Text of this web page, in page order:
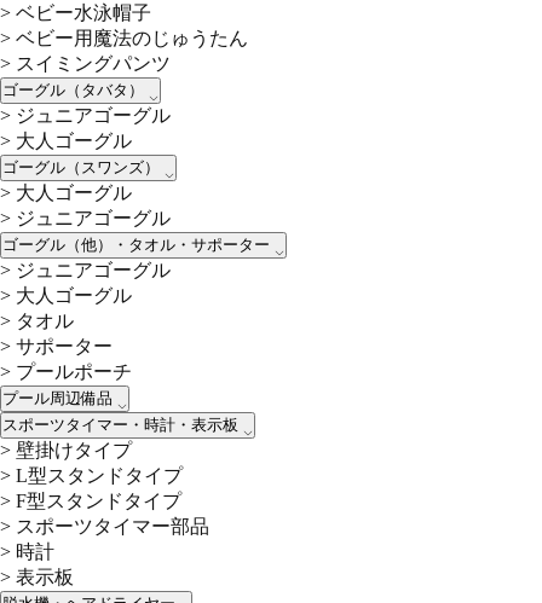
> ベビー水泳帽子
> ベビー用魔法のじゅうたん
> スイミングパンツ
ゴーグル（タバタ）
> ジュニアゴーグル
> 大人ゴーグル
ゴーグル（スワンズ）
> 大人ゴーグル
> ジュニアゴーグル
ゴーグル（他）・タオル・サポーター
> ジュニアゴーグル
> 大人ゴーグル
> タオル
> サポーター
> プールポーチ
プール周辺備品
スポーツタイマー・時計・表示板
> 壁掛けタイプ
> L型スタンドタイプ
> F型スタンドタイプ
> スポーツタイマー部品
> 時計
> 表示板